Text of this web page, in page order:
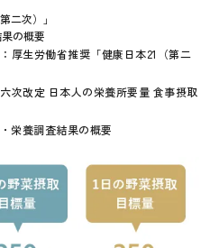
二次）」
の概要
厚生労働省推奨「健康日本21（第二
次改定 日本人の栄養所要量 食事摂取
栄養調査結果の概要